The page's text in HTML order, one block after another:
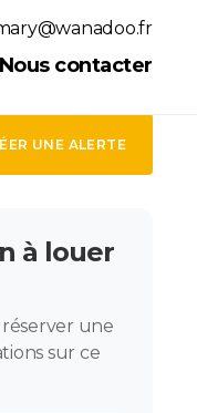
Nous contacter
UNE ALERTE
à louer
une
sur ce